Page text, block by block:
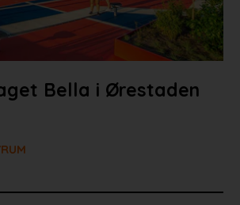
Bella i Ørestaden